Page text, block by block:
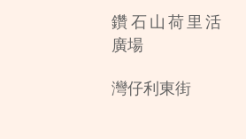
鑽石山荷里活
廣場
灣仔利東街